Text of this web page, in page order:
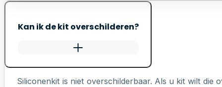
Kan ik de kit overschilderen?
Siliconenkit is niet overschilderbaar. Als u kit wilt die